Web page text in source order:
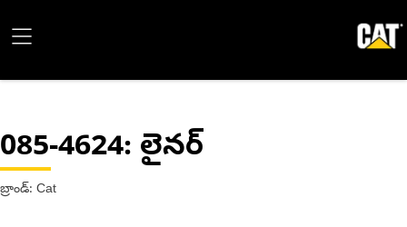
085-4624: లైనర్
బ్రాండ్: Cat